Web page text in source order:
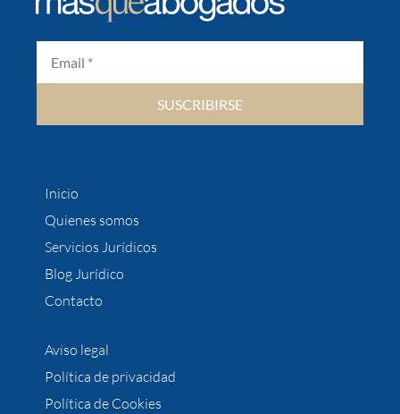
SUSCRIBIRSE
Inicio
Quienes somos
Servicios Jurídicos
Blog Jurídico
Contacto
Aviso legal
Política de privacidad
Política de Cookies